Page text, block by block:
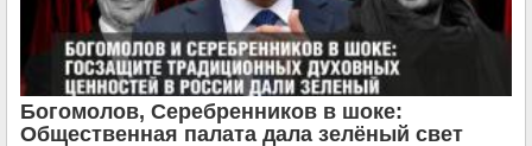
Богомолов, Серебренников в шоке:
Общественная палата дала зелёный свет